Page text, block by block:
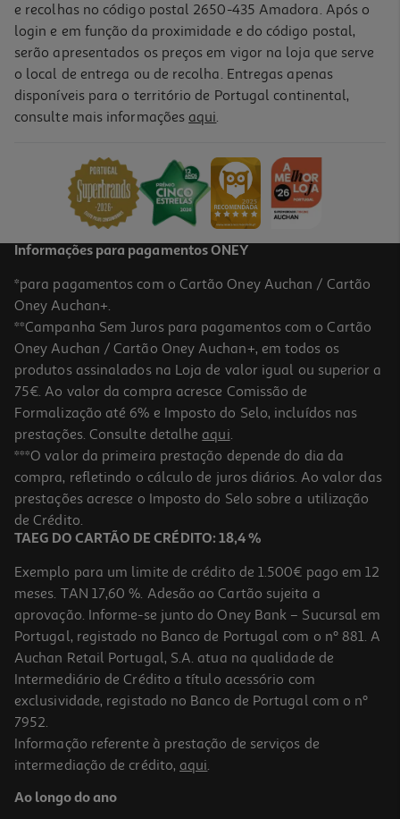
e recolhas no código postal 2650-435 Amadora. Após o
login e em função da proximidade e do código postal,
serão apresentados os preços em vigor na loja que serve
o local de entrega ou de recolha. Entregas apenas
disponíveis para o território de Portugal continental,
consulte mais informações aqui.
Informações para pagamentos ONEY
*para pagamentos com o Cartão Oney Auchan / Cartão
Oney Auchan+.
**Campanha Sem Juros para pagamentos com o Cartão
Oney Auchan / Cartão Oney Auchan+, em todos os
produtos assinalados na Loja de valor igual ou superior a
75€. Ao valor da compra acresce Comissão de
Formalização até 6% e Imposto do Selo, incluídos nas
prestações. Consulte detalhe aqui.
***O valor da primeira prestação depende do dia da
compra, refletindo o cálculo de juros diários. Ao valor das
prestações acresce o Imposto do Selo sobre a utilização
de Crédito.
TAEG DO CARTÃO DE CRÉDITO: 18,4 %
Exemplo para um limite de crédito de 1.500€ pago em 12
meses. TAN 17,60 %. Adesão ao Cartão sujeita a
aprovação. Informe-se junto do Oney Bank – Sucursal em
Portugal, registado no Banco de Portugal com o nº 881. A
Auchan Retail Portugal, S.A. atua na qualidade de
Intermediário de Crédito a título acessório com
exclusividade, registado no Banco de Portugal com o nº
7952.
Informação referente à prestação de serviços de
intermediação de crédito, aqui.
Ao longo do ano